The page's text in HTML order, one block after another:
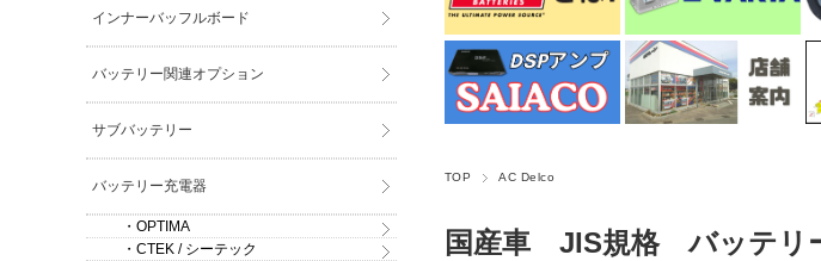
TOP AC Delco
国産車 JIS規格 バッテリ
インナーバッフルボード
バッテリー関連オプション
サブバッテリー
バッテリー充電器
・OPTIMA
・CTEK / シーテック